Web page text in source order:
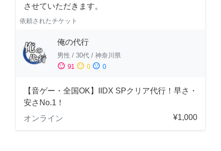
させていただきます。
依頼されたチケット
俺の代行
男性 / 30代 / 神奈川県
sentiment_satisfied 91 sentiment_neutral 0 sentiment_dissatisfied 0
【音ゲー・全国OK】IIDX SPクリア代行！早さ・
安さNo.1！
オンライン
¥1,000